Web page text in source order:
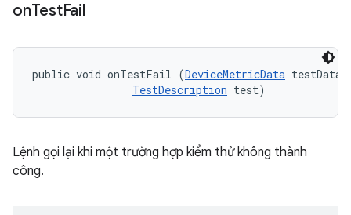
onTestFail
public void onTestFail (DeviceMetricData
TestDescription test)
Lệnh gọi lại khi một trường hợp kiểm thử không thành
công.